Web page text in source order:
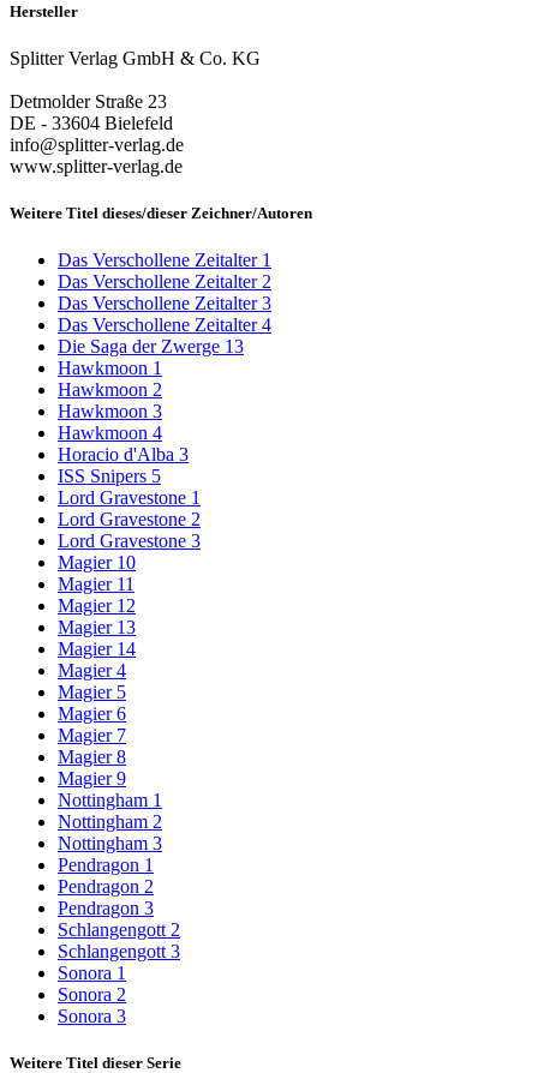
Hersteller
Splitter Verlag GmbH & Co. KG
Detmolder Straße 23
DE - 33604 Bielefeld
info@splitter-verlag.de
www.splitter-verlag.de
Weitere Titel dieses/dieser Zeichner/Autoren
Das Verschollene Zeitalter 1
Das Verschollene Zeitalter 2
Das Verschollene Zeitalter 3
Das Verschollene Zeitalter 4
Die Saga der Zwerge 13
Hawkmoon 1
Hawkmoon 2
Hawkmoon 3
Hawkmoon 4
Horacio d'Alba 3
ISS Snipers 5
Lord Gravestone 1
Lord Gravestone 2
Lord Gravestone 3
Magier 10
Magier 11
Magier 12
Magier 13
Magier 14
Magier 4
Magier 5
Magier 6
Magier 7
Magier 8
Magier 9
Nottingham 1
Nottingham 2
Nottingham 3
Pendragon 1
Pendragon 2
Pendragon 3
Schlangengott 2
Schlangengott 3
Sonora 1
Sonora 2
Sonora 3
Weitere Titel dieser Serie